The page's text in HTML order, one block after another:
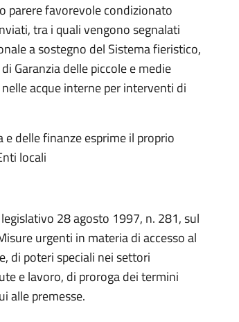
parere favorevole condizionato
tra i quali vengono segnalati
a sostegno del Sistema fieristico,
Garanzia delle piccole e medie
acque interne per interventi di
e delle finanze esprime il proprio
locali
28 agosto 1997, n. 281, sul
urgenti in materia di accesso al
di poteri speciali nei settori
e lavoro, di proroga dei termini
alle premesse.